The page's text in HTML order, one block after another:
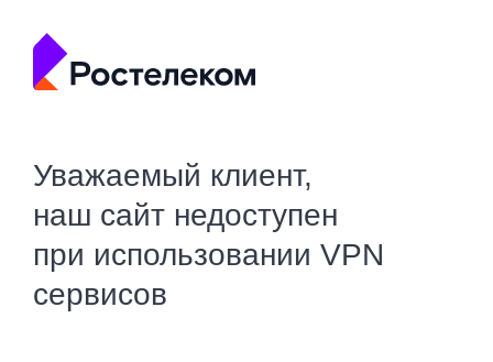
Уважаемый клиент,
наш сайт недоступен
при использовании VPN
сервисов